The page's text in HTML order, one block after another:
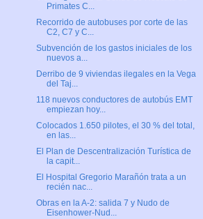
Primates C...
Recorrido de autobuses por corte de las
C2, C7 y C...
Subvención de los gastos iniciales de los
nuevos a...
Derribo de 9 viviendas ilegales en la Vega
del Taj...
118 nuevos conductores de autobús EMT
empiezan hoy...
Colocados 1.650 pilotes, el 30 % del total,
en las...
El Plan de Descentralización Turística de
la capit...
El Hospital Gregorio Marañón trata a un
recién nac...
Obras en la A-2: salida 7 y Nudo de
Eisenhower-Nud...